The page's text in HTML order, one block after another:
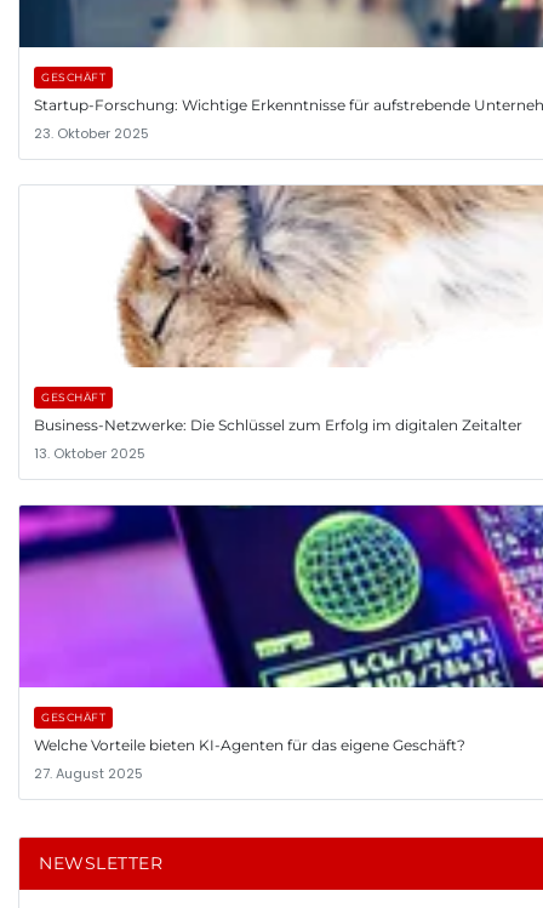
GESCHÄFT
Startup-Forschung: Wichtige Erkenntnisse für aufstrebende
23. Oktober 2025
GESCHÄFT
Business-Netzwerke: Die Schlüssel zum Erfolg im digitalen Zeitalter
13. Oktober 2025
GESCHÄFT
Welche Vorteile bieten KI-Agenten für das eigene Geschäft?
27. August 2025
NEWSLETTER